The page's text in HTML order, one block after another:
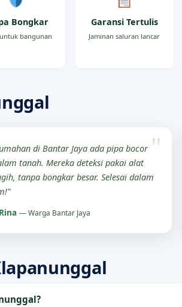
Bongkar
bangunan
Garansi Tertulis
Jaminan saluran lancar
di Bantar Jaya ada pipa bocor
tanah. Mereka deteksi pakai alat
tanpa bongkar besar. Selesai dalam
— Warga Bantar Jaya